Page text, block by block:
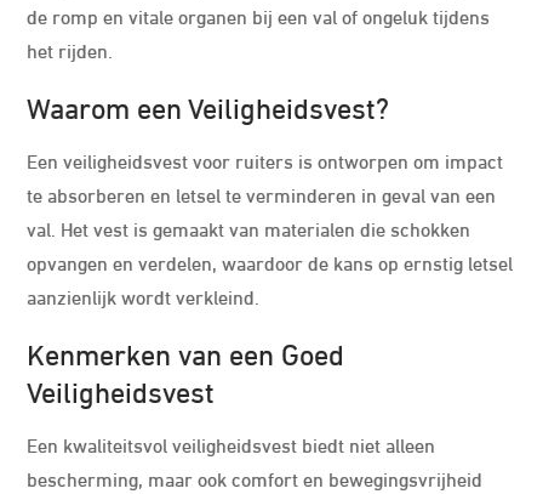
de romp en vitale organen bij een val of ongeluk tijdens
het rijden.
Waarom een Veiligheidsvest?
Een veiligheidsvest voor ruiters is ontworpen om impact
te absorberen en letsel te verminderen in geval van een
val. Het vest is gemaakt van materialen die schokken
opvangen en verdelen, waardoor de kans op ernstig letsel
aanzienlijk wordt verkleind.
Kenmerken van een Goed
Veiligheidsvest
Een kwaliteitsvol veiligheidsvest biedt niet alleen
bescherming, maar ook comfort en bewegingsvrijheid